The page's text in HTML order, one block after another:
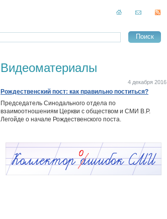
Видеоматериалы
4 декабря 2016
Рождественский пост: как правильно поститься?
Председатель Синодального отдела по
взаимоотношениям Церкви с обществом и СМИ В.Р.
Легойде о начале Рождественского поста.